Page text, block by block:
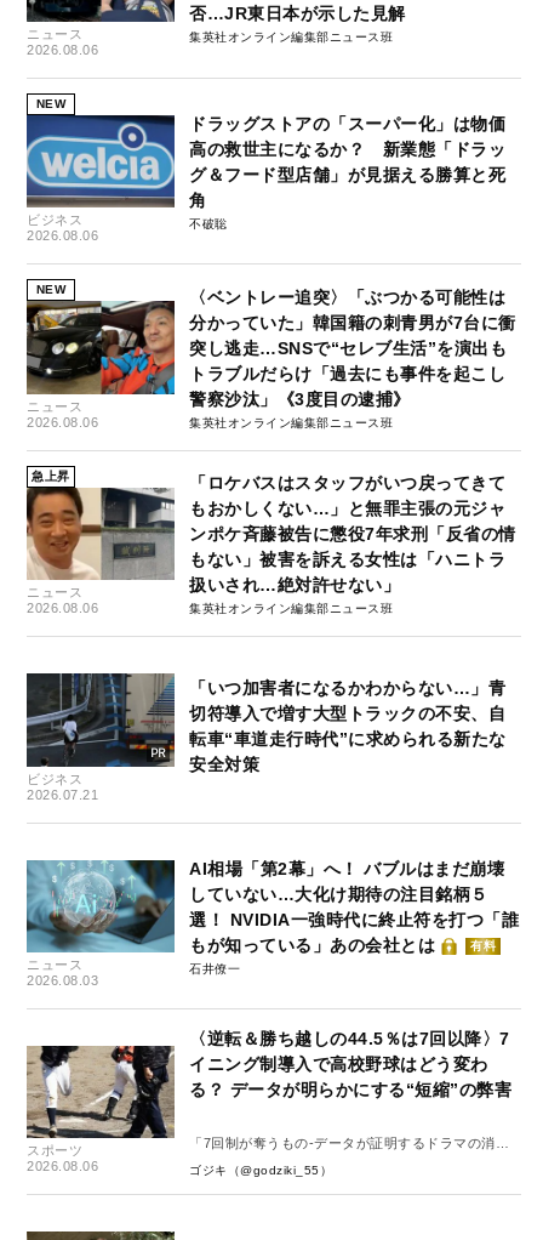
ニュース
2026.08.06
否…JR東日本が示した見解
集英社オンライン編集部ニュース班
NEW
ビジネス
2026.08.06
ドラッグストアの「スーパー化」は物価
高の救世主になるか？ 新業態「ドラッ
グ＆フード型店舗」が見据える勝算と死
角
不破聡
NEW
ニュース
2026.08.06
〈ベントレー追突〉「ぶつかる可能性は
分かっていた」韓国籍の刺青男が7台に衝
突し逃走…SNSで“セレブ生活”を演出も
トラブルだらけ「過去にも事件を起こし
警察沙汰」《3度目の逮捕》
集英社オンライン編集部ニュース班
急上昇
ニュース
2026.08.06
「ロケバスはスタッフがいつ戻ってきて
もおかしくない…」と無罪主張の元ジャ
ンポケ斉藤被告に懲役7年求刑「反省の情
もない」被害を訴える女性は「ハニトラ
扱いされ…絶対許せない」
集英社オンライン編集部ニュース班
ビジネス
2026.07.21
「いつ加害者になるかわからない…」青
切符導入で増す大型トラックの不安、自
転車“車道走行時代”に求められる新たな
安全対策
ニュース
2026.08.03
AI相場「第2幕」へ！ バブルはまだ崩壊
していない…大化け期待の注目銘柄５
選！ NVIDIA一強時代に終止符を打つ「誰
もが知っている」あの会社とは
有料
石井僚一
スポーツ
2026.08.06
〈逆転＆勝ち越しの44.5％は7回以降〉7
イニング制導入で高校野球はどう変わ
る？ データが明らかにする“短縮”の弊害
「7回制が奪うもの-データが証明するドラマの消
失-」
ゴジキ（@godziki_55）